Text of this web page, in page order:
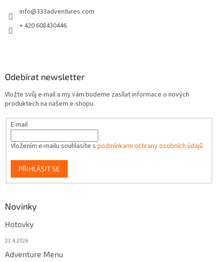
info@333adventures.com
+ 420 608430446
Odebírat newsletter
Vložte svůj e-mail a my vám budeme zasílat informace o nových
produktech na našem e-shopu.
E-mail
Vložením e-mailu souhlasíte s podmínkami ochrany osobních údajů
PŘIHLÁSIT SE
Novinky
Hotovky
23.4.2026
Adventure Menu